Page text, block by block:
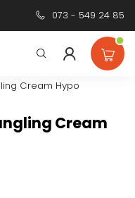
Persoonlijk
073 - 549 24 85
Cream Hypo
Cream